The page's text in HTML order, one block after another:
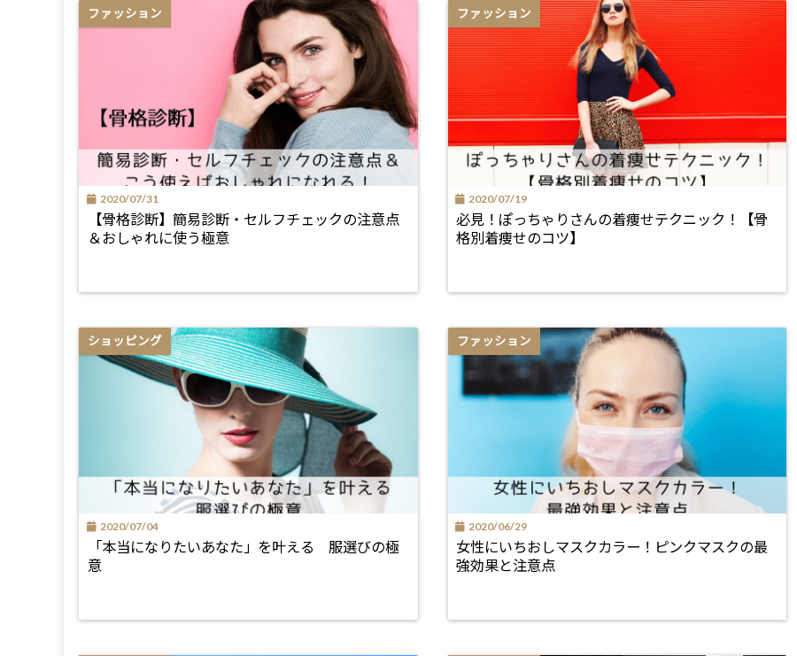
ファッション
2020/07/31
【骨格診断】簡易診断・セルフチェックの注意点
＆おしゃれに使う極意
ファッション
2020/07/19
必見！ぽっちゃりさんの着痩せテクニック！【骨
格別着痩せのコツ】
ショッピング
2020/07/04
「本当になりたいあなた」を叶える 服選びの極
意
ファッション
2020/06/29
女性にいちおしマスクカラー！ピンクマスクの最
強効果と注意点